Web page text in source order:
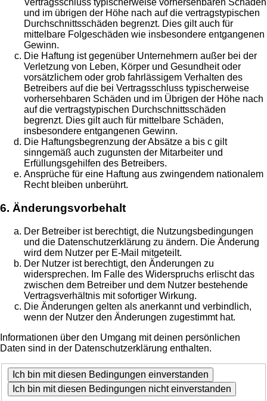
Vertragsschluss typischerweise vorhersehbaren Schäden
und im übrigen der Höhe nach auf die vertragstypischen
Durchschnittsschäden begrenzt. Dies gilt auch für
mittelbare Folgeschäden wie insbesondere entgangenen
Gewinn.
Die Haftung ist gegenüber Unternehmern außer bei der
Verletzung von Leben, Körper und Gesundheit oder
vorsätzlichem oder grob fahrlässigem Verhalten des
Betreibers auf die bei Vertragsschluss typischerweise
vorhersehbaren Schäden und im Übrigen der Höhe nach
auf die vertragstypischen Durchschnittsschäden
begrenzt. Dies gilt auch für mittelbare Schäden,
insbesondere entgangenen Gewinn.
Die Haftungsbegrenzung der Absätze a bis c gilt
sinngemäß auch zugunsten der Mitarbeiter und
Erfüllungsgehilfen des Betreibers.
Ansprüche für eine Haftung aus zwingendem nationalem
Recht bleiben unberührt.
6. Änderungsvorbehalt
Der Betreiber ist berechtigt, die Nutzungsbedingungen
und die Datenschutzerklärung zu ändern. Die Änderung
wird dem Nutzer per E-Mail mitgeteilt.
Der Nutzer ist berechtigt, den Änderungen zu
widersprechen. Im Falle des Widerspruchs erlischt das
zwischen dem Betreiber und dem Nutzer bestehende
Vertragsverhältnis mit sofortiger Wirkung.
Die Änderungen gelten als anerkannt und verbindlich,
wenn der Nutzer den Änderungen zugestimmt hat.
Informationen über den Umgang mit deinen persönlichen
Daten sind in der Datenschutzerklärung enthalten.